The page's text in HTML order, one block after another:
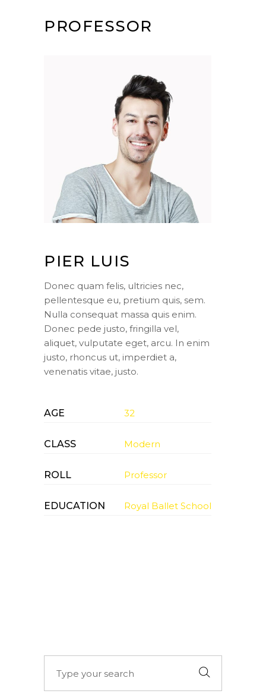
PROFESSOR
PIER LUIS
Donec quam felis, ultricies nec,
pellentesque eu, pretium quis, sem.
Nulla consequat massa quis enim.
Donec pede justo, fringilla vel,
aliquet, vulputate eget, arcu. In enim
justo, rhoncus ut, imperdiet a,
venenatis vitae, justo.
AGE 32
CLASS Modern
ROLL Professor
EDUCATION Royal Ballet School